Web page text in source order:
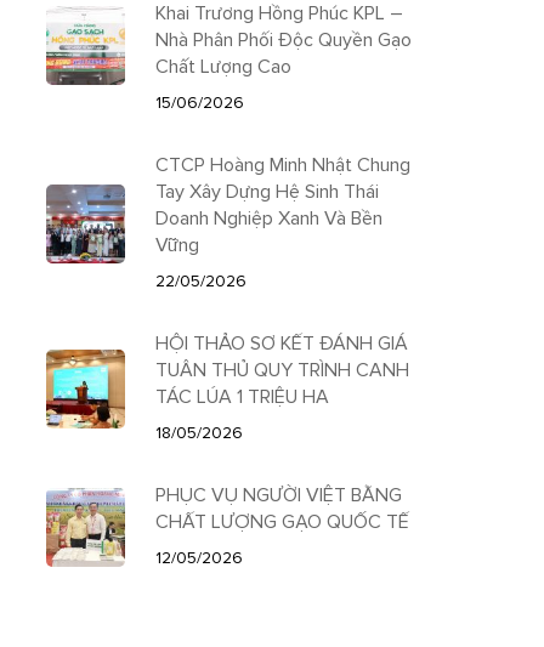
Khai Trương Hồng Phúc KPL –
Nhà Phân Phối Độc Quyền Gạo
Chất Lượng Cao
15/06/2026
CTCP Hoàng Minh Nhật Chung
Tay Xây Dựng Hệ Sinh Thái
Doanh Nghiệp Xanh Và Bền
Vững
22/05/2026
HỘI THẢO SƠ KẾT ĐÁNH GIÁ
TUÂN THỦ QUY TRÌNH CANH
TÁC LÚA 1 TRIỆU HA
18/05/2026
PHỤC VỤ NGƯỜI VIỆT BẰNG
CHẤT LƯỢNG GẠO QUỐC TẾ
12/05/2026